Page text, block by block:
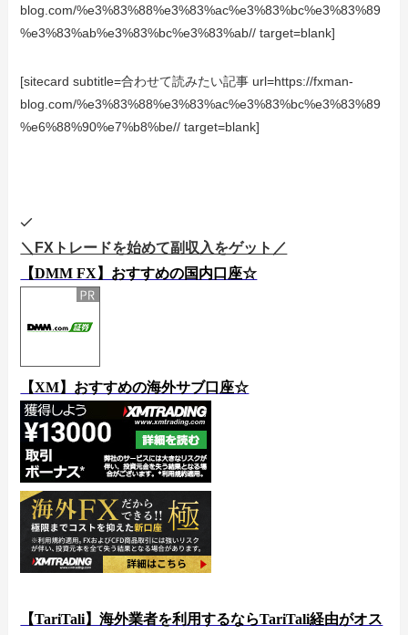
blog.com/%e3%83%88%e3%83%ac%e3%83%bc%e3%83%89
%e3%83%ab%e3%83%bc%e3%83%ab// target=blank]
[sitecard subtitle=合わせて読みたい記事 url=https://fxman-
blog.com/%e3%83%88%e3%83%ac%e3%83%bc%e3%83%89
%e6%88%90%e7%b8%be// target=blank]
＼FXトレードを始めて副収入をゲット／
【DMM FX】おすすめの国内口座☆
【XM】おすすめの海外サブ口座☆
【TariTali】海外業者を利用するならTariTali経由がオス